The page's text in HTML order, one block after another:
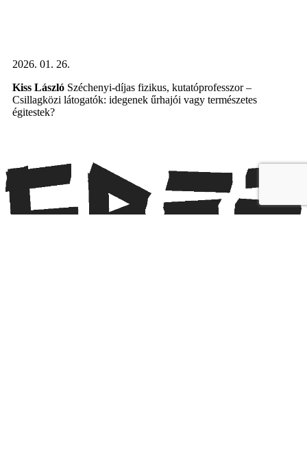
2026. 01. 26.
Kiss László Széchenyi-díjas fizikus, kutatóprofesszor –
Csillagközi látogatók: idegenek űrhajói vagy természetes
égitestek?